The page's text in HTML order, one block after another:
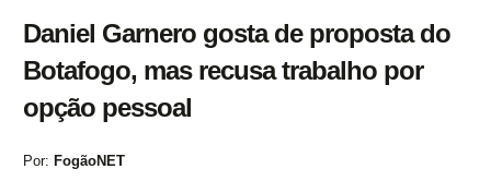
Daniel Garnero gosta de proposta do
Botafogo, mas recusa trabalho por
opção pessoal
Por: FogãoNET